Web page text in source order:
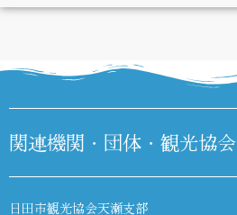
関連機関・団体・観光協会
日田市観光協会天瀬支部